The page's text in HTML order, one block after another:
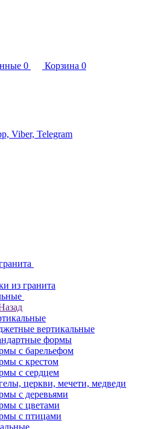
0 Корзина 0
Viber, Telegram
из гранита
вертикальные
формы
с барельефом
с крестом
с сердцем
церкви, мечети, медведи
с деревьями
с цветами
с птицами